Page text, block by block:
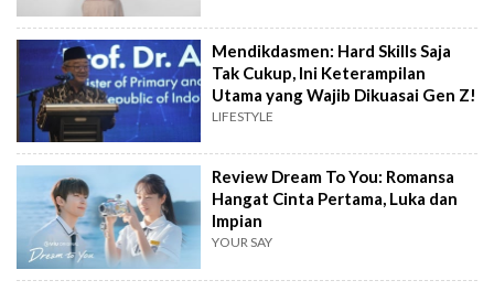
Mendikdasmen: Hard Skills Saja
Tak Cukup, Ini Keterampilan
Utama yang Wajib Dikuasai Gen Z!
LIFESTYLE
Review Dream To You: Romansa
Hangat Cinta Pertama, Luka dan
Impian
YOUR SAY